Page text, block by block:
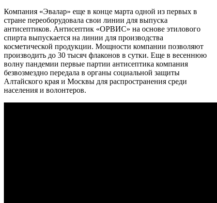
Компания «Эвалар» еще в конце марта одной из первых в
стране переоборудовала свои линии для выпуска
антисептиков. Антисептик «ОРВИС» на основе этилового
спирта выпускается на линии для производства
косметической продукции. Мощности компании позволяют
производить до 30 тысяч флаконов в сутки. Еще в весеннюю
волну пандемии первые партии антисептика компания
безвозмездно передала в органы социальной защиты
Алтайского края и Москвы для распространения среди
населения и волонтеров.